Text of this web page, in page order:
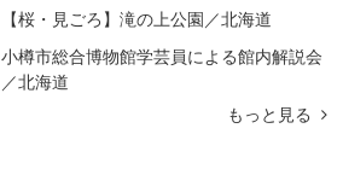
【桜・見ごろ】滝の上公園／北海道
小樽市総合博物館学芸員による館内解説会
／北海道
もっと見る